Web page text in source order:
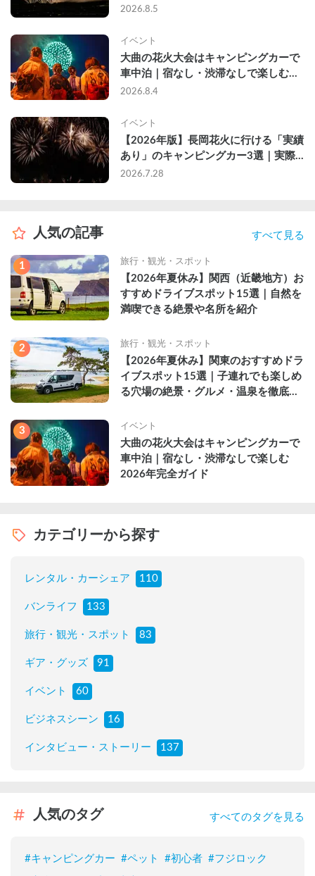
ピングカーで行った2組の記録
2026.8.5
イベント
大曲の花火大会はキャンピングカーで
車中泊｜宿なし・渋滞なしで楽しむ
2026年完全ガイド
2026.8.4
イベント
【2026年版】長岡花火に行ける「実績
あり」のキャンピングカー3選｜実際
に利用したゲストのレビュー付き
2026.7.28
人気の記事 すべて見る
1 旅行・観光・スポット
【2026年夏休み】関西（近畿地方）お
すすめドライブスポット15選｜自然を
満喫できる絶景や名所を紹介
2 旅行・観光・スポット
【2026年夏休み】関東のおすすめドラ
イブスポット15選｜子連れでも楽しめ
る穴場の絶景・グルメ・温泉を徹底解
3 イベント
大曲の花火大会はキャンピングカーで
車中泊｜宿なし・渋滞なしで楽しむ
2026年完全ガイド
カテゴリーから探す
レンタル・カーシェア 110
バンライフ 133
旅行・観光・スポット 83
ギア・グッズ 91
イベント 60
ビジネスシーン 16
インタビュー・ストーリー 137
人気のタグ すべてのタグを見る
#キャンピングカー #ペット #初心者 #フジロック